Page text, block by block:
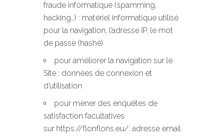
fraude informatique (spamming,
hacking…) : matériel informatique utilisé
pour la navigation, l’adresse IP, le mot
de passe (hashé)
pour améliorer la navigation sur le
Site : données de connexion et
d’utilisation
pour mener des enquêtes de
satisfaction facultatives
sur https://flonflons.eu/: adresse email